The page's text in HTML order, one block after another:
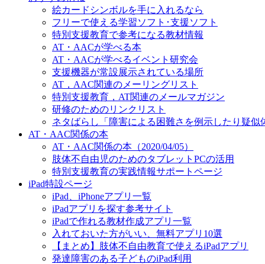
絵カードシンボルを手に入れるなら
フリーで使える学習ソフト･支援ソフト
特別支援教育で参考になる教材情報
AT・AACが学べる本
AT・AACが学べるイベント研究会
支援機器が常設展示されている場所
AT，AAC関連のメーリングリスト
特別支援教育，AT関連のメールマガジン
研修のためのリンクリスト
ネタばらし「障害による困難さを例示したり疑似
AT・AAC関係の本
AT・AAC関係の本（2020/04/05）
肢体不自由児のためのタブレットPCの活用
特別支援教育の実践情報サポートページ
iPad特設ページ
iPad、iPhoneアプリ一覧
iPadアプリを探す参考サイト
iPadで作れる教材作成アプリ一覧
入れておいた方がいい、無料アプリ10選
【まとめ】肢体不自由教育で使えるiPadアプリ
発達障害のある子どものiPad利用